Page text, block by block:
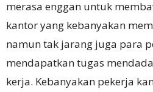
merasa enggan untuk
kantor yang kebanyakan
namun tak jarang juga para
mendapatkan tugas
kerja. Kebanyakan pekerja